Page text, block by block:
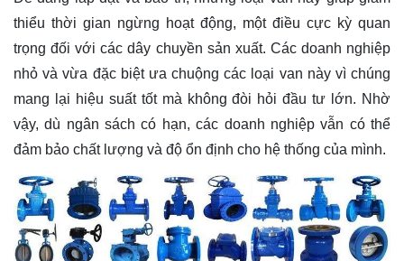
thiểu thời gian ngừng hoạt động, một điều cực kỳ quan
trọng đối với các dây chuyền sản xuất. Các doanh nghiệp
nhỏ và vừa đặc biệt ưa chuộng các loại van này vì chúng
mang lại hiệu suất tốt mà không đòi hỏi đầu tư lớn. Nhờ
vậy, dù ngân sách có hạn, các doanh nghiệp vẫn có thể
đảm bảo chất lượng và độ ổn định cho hệ thống của mình.